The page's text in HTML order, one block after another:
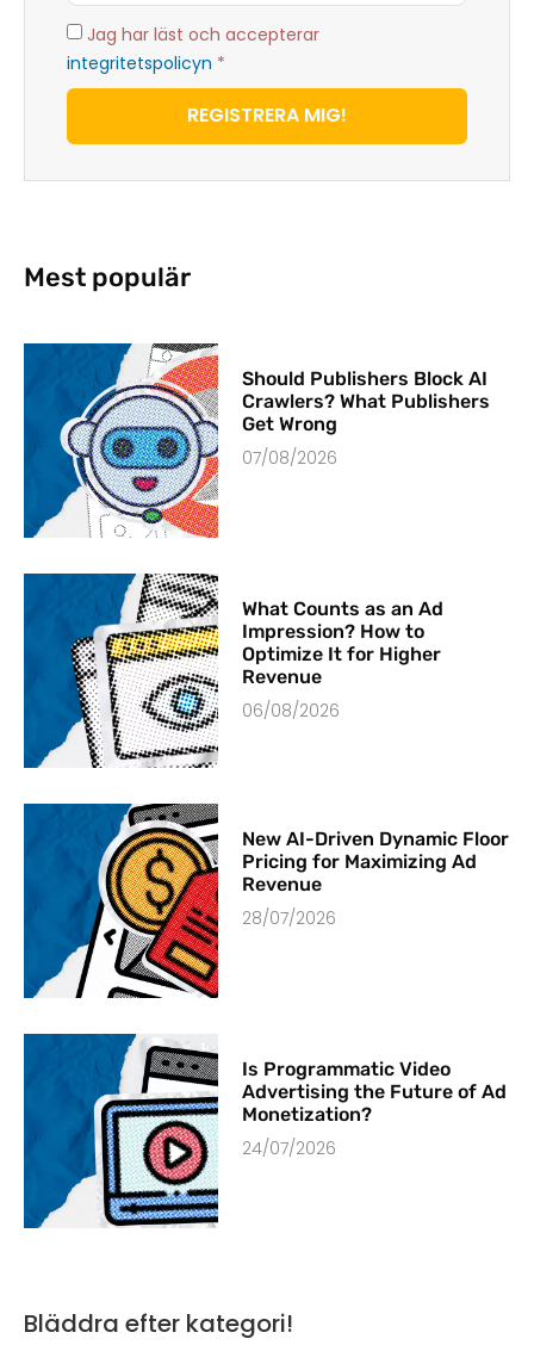
Jag har läst och accepterar
integritetspolicyn *
REGISTRERA MIG!
Mest populär
Should Publishers Block AI
Crawlers? What Publishers
Get Wrong
07/08/2026
What Counts as an Ad
Impression? How to
Optimize It for Higher
Revenue
06/08/2026
New AI-Driven Dynamic Floor
Pricing for Maximizing Ad
Revenue
28/07/2026
Is Programmatic Video
Advertising the Future of Ad
Monetization?
24/07/2026
Bläddra efter kategori!